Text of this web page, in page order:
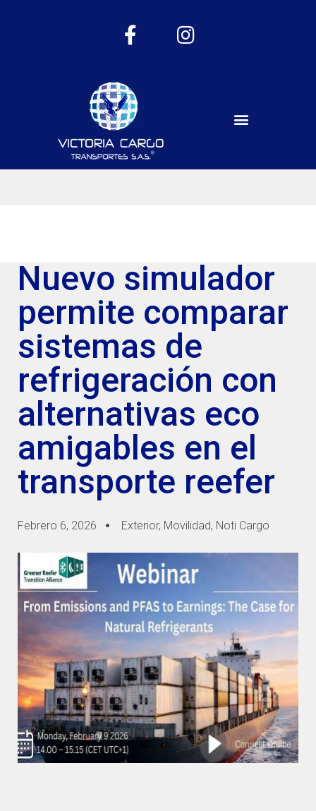
Nuevo simulador
permite comparar
sistemas de
refrigeración con
alternativas eco
amigables en el
transporte reefer
Febrero 6, 2026 Exterior, Movilidad, Noti Cargo